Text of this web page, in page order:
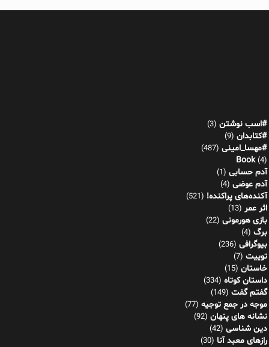
#اسب نوشتن (3)
#کتابدان (9)
#مهسا_امینی (487)
Book(4)
آدم حسابی (1)
آدم عوضی (4)
آکنده‌های پراکنده! (521)
اثر عمر (13)
بازی هورمونی (22)
برگ (4)
بیوگرافی (236)
توییت (7)
خاستان (15)
داستان کوتاه (334)
گفتم گفت (149)
موجه در جمع توجیه (77)
نشانه های پنهان (92)
دین شناسی (42)
رازهای معبد آنا (30)